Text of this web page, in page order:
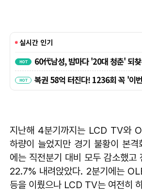
지난해 4분기까지는 LCD TV와
하량이 늘었지만 경기 불황이 본격
에는 직전분기 대비 모두 감소했
22.7% 내려앉았다. 2분기에는
등을 이뤘으나 LCD TV는 여전히